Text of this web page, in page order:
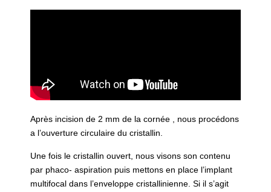
Après incision de 2 mm de la cornée , nous procédons
a l’ouverture circulaire du cristallin.
Une fois le cristallin ouvert, nous visons son contenu
par phaco- aspiration puis mettons en place l’implant
multifocal dans l’enveloppe cristallinienne. Si il s’agit